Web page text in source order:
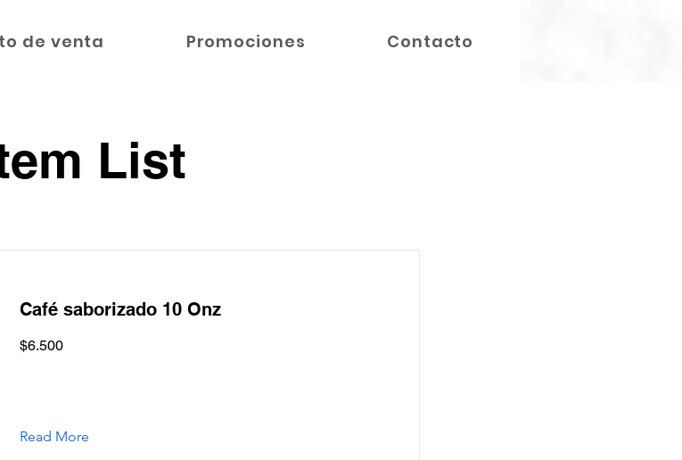
de venta Promociones Contacto
List
Café saborizado 10 Onz
$6.500
Read More